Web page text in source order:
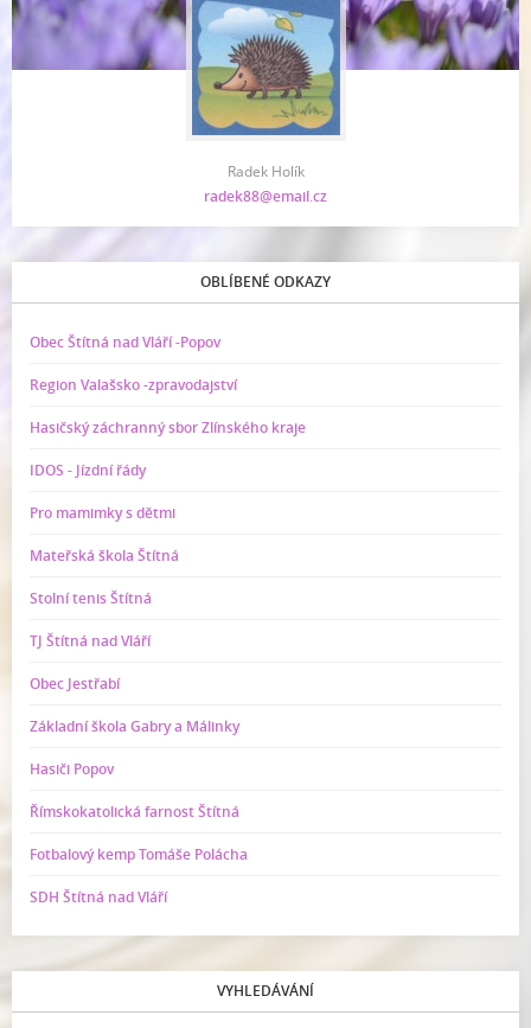
Radek Holík
radek88@email.cz
OBLÍBENÉ ODKAZY
Obec Štítná nad Vláří -Popov
Region Valašsko -zpravodajství
Hasičský záchranný sbor Zlínského kraje
IDOS - Jízdní řády
Pro mamimky s dětmi
Mateřská škola Štítná
Stolní tenis Štítná
TJ Štítná nad Vláří
Obec Jestřabí
Základní škola Gabry a Málinky
Hasiči Popov
Římskokatolická farnost Štítná
Fotbalový kemp Tomáše Polácha
SDH Štítná nad Vláří
VYHLEDÁVÁNÍ